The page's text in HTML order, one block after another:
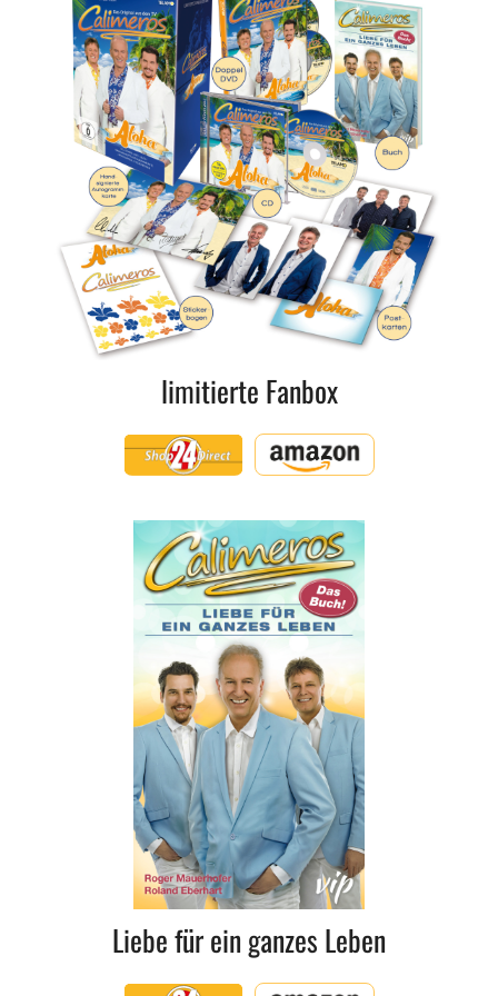
limitierte Fanbox
Shop24Direct Amazon
Liebe für ein ganzes Leben